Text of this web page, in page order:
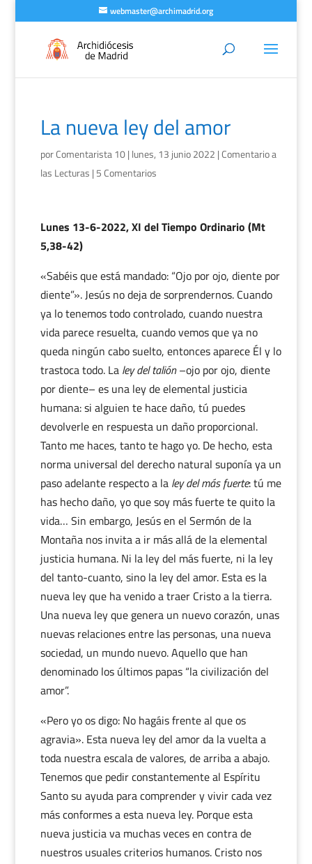
webmaster@archimadrid.org
La nueva ley del amor
porComentarista 10| lunes, 13 junio 2022 |Comentario a
las Lecturas | 5 Comentarios
Lunes 13-6-2022, XI del Tiempo Ordinario (Mt
5,38-42)
«Sabéis que está mandado: “Ojo por ojo, diente por
diente”». Jesús no deja de sorprendernos. Cuando
ya lo tenemos todo controlado, cuando nuestra
vida parece resuelta, cuando vemos que ya no
queda ningún cabo suelto, entonces aparece Él y lo
trastoca todo. La ley del talión­–ojo por ojo, diente
por diente– es una ley de elemental justicia
humana: si alguien te hace daño, tú puedes
devolverle en respuesta un daño proporcional.
Tanto me haces, tanto te hago yo. De hecho, esta
norma universal del derecho natural suponía ya un
paso adelante respecto a la ley del más fuerte: tú me
has hecho daño, yo que soy más fuerte te quito la
vida… Sin embargo, Jesús en el Sermón de la
Montaña nos invita a ir más allá de la elemental
justicia humana. Ni la ley del más fuerte, ni la ley
del tanto-cuanto, sino la ley del amor. Esta es la
nueva ley que ha venido a traer Cristo a la tierra.
Una nueva ley que genera un nuevo corazón, unas
nuevas relaciones entre las personas, una nueva
sociedad, un mundo nuevo. Aquello que han
denominado los últimos papas “la civilización del
amor”.
«Pero yo os digo: No hagáis frente al que os
agravia». Esta nueva ley del amor da la vuelta a
toda nuestra escala de valores, de arriba a abajo.
Tenemos que pedir constantemente al Espíritu
Santo su ayuda para comprender y vivir cada vez
más conformes a esta nueva ley. Porque esta
nueva justicia va muchas veces en contra de
nuestros usuales criterios humanos. Cristo nos